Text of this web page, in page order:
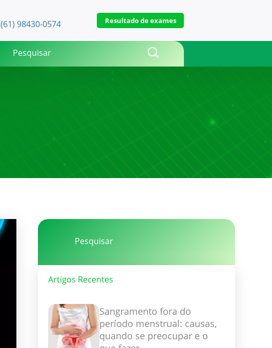
(61) 98430-0574 Resultado de exames
Artigos Recentes
Sangramento fora do
período menstrual: causas,
quando se preocupar e o